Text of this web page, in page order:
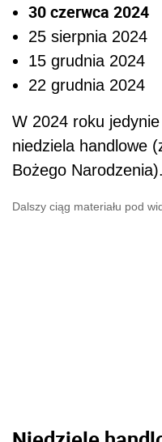
30 czerwca 2024
25 sierpnia 2024
15 grudnia 2024
22 grudnia 2024
W 2024 roku
niedziela handlowe
Bożego Narodzenia).
Dalszy ciąg materiału pod